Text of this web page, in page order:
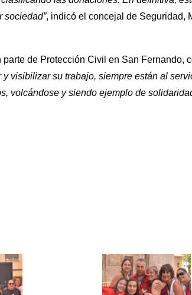
sociedad”, indicó el concejal de Seguridad,
de Protección Civil en San Fernando,
y visibilizar su trabajo, siempre están al
volcándose y siendo ejemplo de